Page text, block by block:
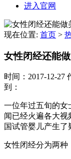
进入官网
现在位置: 首页 >
女性闭经还能
时间：2017-12-27
到：
一位年过五旬的女
闻已经火遍各大视
国试管婴儿产生
女性闭经分为两种